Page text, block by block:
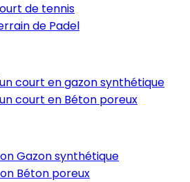
de tennis
de Padel
court en gazon synthétique
court en Béton poreux
Gazon synthétique
Béton poreux